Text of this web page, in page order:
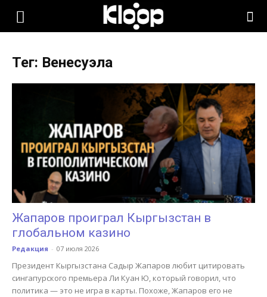
KLOOP.KG
Кыргызстана
Тег: Венесуэла
Жапаров проиграл Кыргызстан в
глобальном казино
Редакция - 07 июля 2026
Президент Кыргызстана Садыр Жапаров любит цитировать
сингапурского премьера Ли Куан Ю, который говорил, что
политика — это не игра в карты. Похоже, Жапаров его не